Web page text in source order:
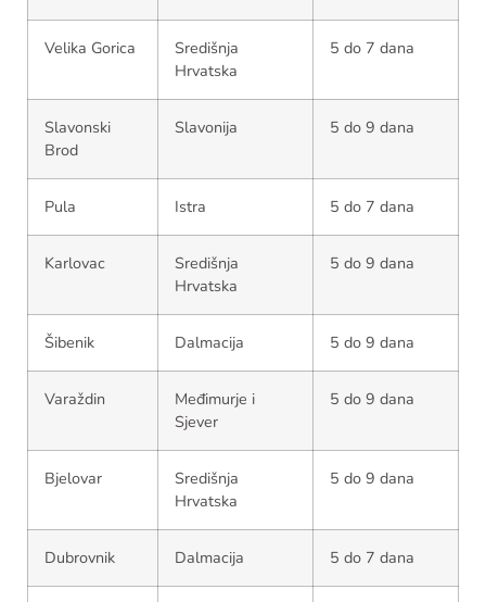
Velika Gorica
Središnja
Hrvatska
5 do 7 dana
Slavonski
Brod
Slavonija 5 do 9 dana
Pula Istra 5 do 7 dana
Karlovac
Središnja
Hrvatska
5 do 9 dana
Šibenik Dalmacija 5 do 9 dana
Varaždin
Međimurje i
Sjever
5 do 9 dana
Bjelovar
Središnja
Hrvatska
5 do 9 dana
Dubrovnik Dalmacija 5 do 7 dana